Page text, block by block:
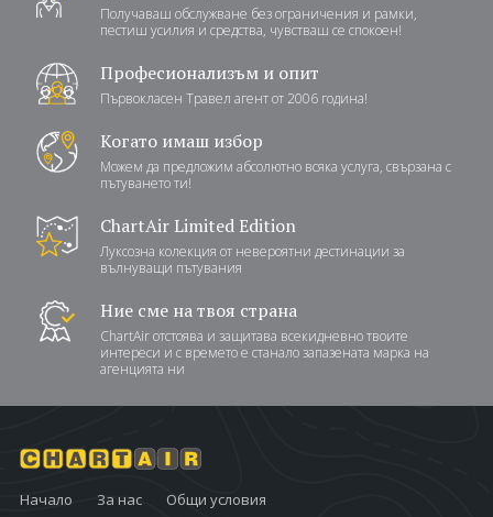
Получаваш обслужване без ограничения и рамки,
пестиш усилия и средства, чувстваш се спокоен!
Професионализъм и опит
Първокласен Травел агент от 2006 година!
Когато имаш избор
Можем да предложим абсолютно всяка услуга, свързана с
пътуването ти!
ChartAir Limited Edition
Луксозна колекция от невероятни дестинации за
вълнуващи пътувания
Ние сме на твоя страна
ChartAir отстоява и защитава всекидневно твоите
интереси и с времето е станало запазената марка на
агенцията ни
Начало За нас
Общи условия